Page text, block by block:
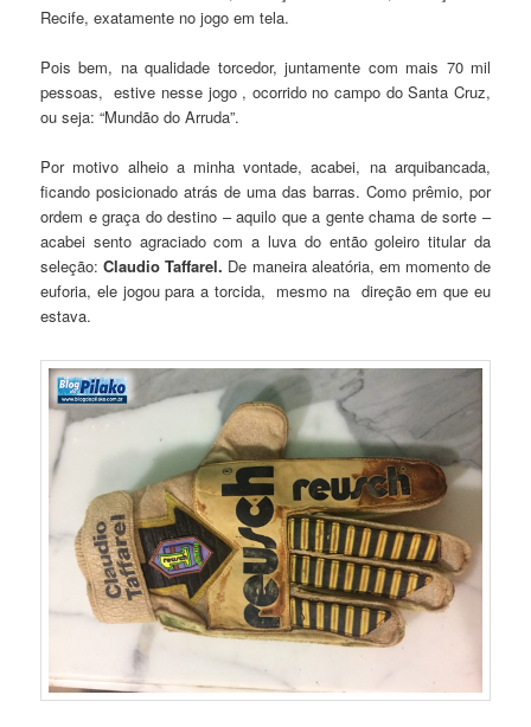
Recife, exatamente no jogo em tela.
Pois bem, na qualidade torcedor, juntamente com mais 70 mil
pessoas, estive nesse jogo , ocorrido no campo do Santa Cruz,
ou seja: “Mundão do Arruda”.
Por motivo alheio a minha vontade, acabei, na arquibancada,
ficando posicionado atrás de uma das barras. Como prêmio, por
ordem e graça do destino – aquilo que a gente chama de sorte –
acabei sento agraciado com a luva do então goleiro titular da
seleção:Claudio Taffarel. De maneira aleatória, em momento de
euforia, ele jogou para a torcida, mesmo na direção em que eu
estava.